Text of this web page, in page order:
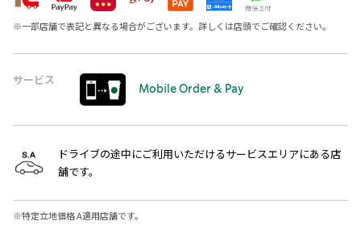
※一部店舗で表記と異なる場合がございます。詳しくは店頭でご確認ください。
サービス
Mobile Order & Pay
ドライブの途中にご利用いただけるサービスエリアにある店
舗です。
※特定立地価格 A適用店舗です。